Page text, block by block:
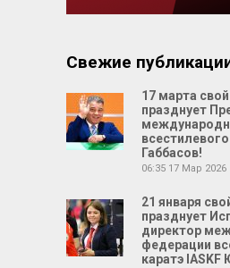
Свежие
17 марта
празднует
Габбасов!
06:35 17 Мар 2026
21 января
празднует
директор
федерации
каратэ